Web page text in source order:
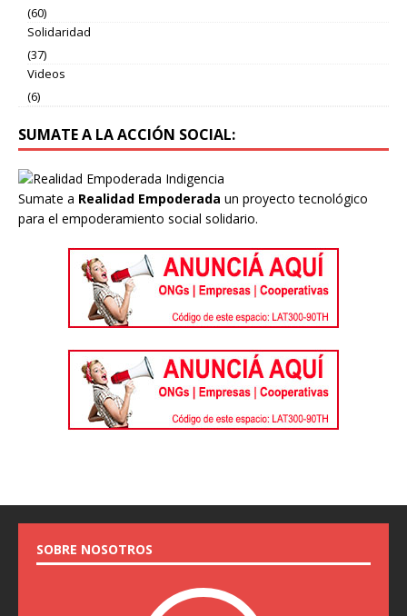
(60)
Solidaridad
(37)
Videos
(6)
SUMATE A LA ACCIÓN SOCIAL:
Sumate a Realidad Empoderada un proyecto tecnológico
para el empoderamiento social solidario.
SOBRE NOSOTROS